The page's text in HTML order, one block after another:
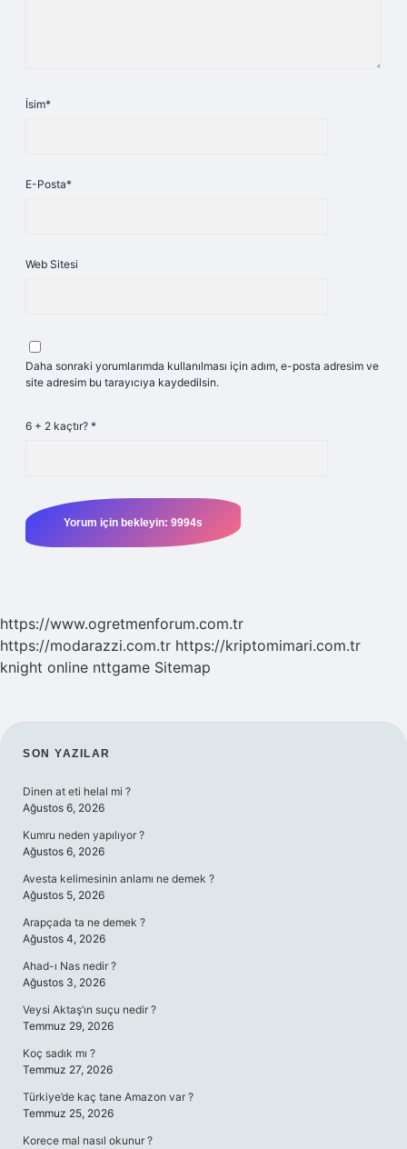
İsim*
E-Posta*
Web Sitesi
Daha sonraki yorumlarımda kullanılması için adım, e-posta adresim ve
site adresim bu tarayıcıya kaydedilsin.
6 + 2 kaçtır? *
https://www.ogretmenforum.com.tr
https://modarazzi.com.tr https://kriptomimari.com.tr
knight online nttgame Sitemap
SIDEBAR
SON YAZILAR
Dinen at eti helal mi ?
Ağustos 6, 2026
Kumru neden yapılıyor ?
Ağustos 6, 2026
Avesta kelimesinin anlamı ne demek ?
Ağustos 5, 2026
Arapçada ta ne demek ?
Ağustos 4, 2026
Ahad-ı Nas nedir ?
Ağustos 3, 2026
Veysi Aktaş’ın suçu nedir ?
Temmuz 29, 2026
Koç sadık mı ?
Temmuz 27, 2026
Türkiye’de kaç tane Amazon var ?
Temmuz 25, 2026
Korece mal nasıl okunur ?